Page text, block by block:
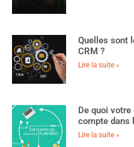
Quelles sont
CRM ?
Lire la suite »
De quoi
compte dans
Lire la suite »